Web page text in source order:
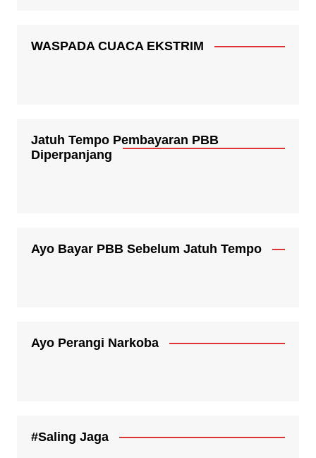
WASPADA CUACA EKSTRIM
Jatuh Tempo Pembayaran PBB
Diperpanjang
Ayo Bayar PBB Sebelum Jatuh Tempo
Ayo Perangi Narkoba
#Saling Jaga